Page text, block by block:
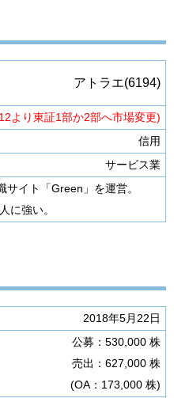
アトラエ(6194)
より東証1部か2部へ市場変更)
信用
サービス業
サイト「Green」を運営。
に強い。
2018年5月22日
公募：530,000 株
売出：627,000 株
(OA：173,000 株)